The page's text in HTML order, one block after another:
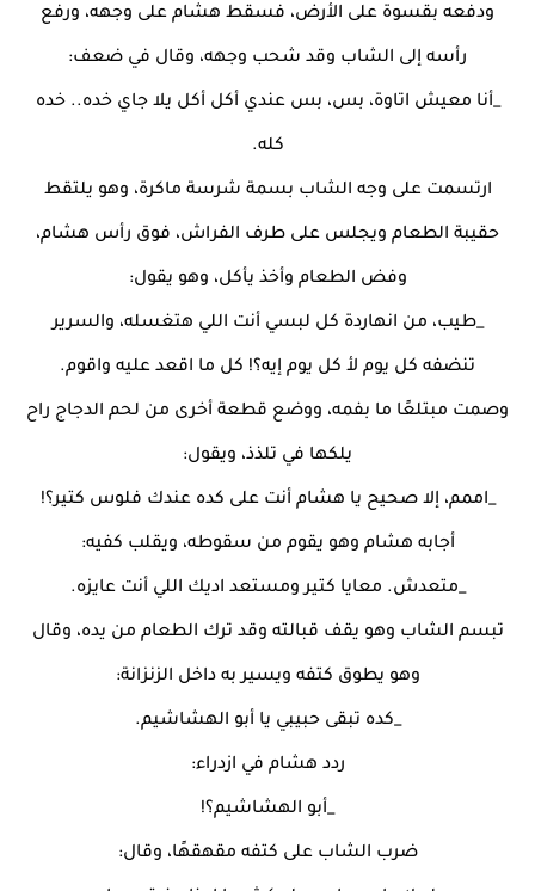
ودفعه بقسوة على الأرض، فسقط هشام على وجهه، ورفع
رأسه إلى الشاب وقد شحب وجهه، وقال في ضعف:
_أنا معيش اتاوة، بس، بس عندي أكل أكل يلا جاي خده.. خده
كله.
ارتسمت على وجه الشاب بسمة شرسة ماكرة، وهو يلتقط
حقيبة الطعام ويجلس على طرف الفراش، فوق رأس هشام،
وفض الطعام وأخذ يأكل، وهو يقول:
_طيب، من انهاردة كل لبسي أنت اللي هتغسله، والسرير
تنضفه كل يوم لأ كل يوم إيه؟! كل ما اقعد عليه واقوم.
وصمت مبتلعًا ما بفمه، ووضع قطعة أخرى من لحم الدجاج راح
يلكها في تلذذ، ويقول:
_اممم، إلا صحيح يا هشام أنت على كده عندك فلوس كتير؟!
أجابه هشام وهو يقوم من سقوطه، ويقلب كفيه:
_متعدش. معايا كتير ومستعد اديك اللي أنت عايزه.
تبسم الشاب وهو يقف قبالته وقد ترك الطعام من يده، وقال
وهو يطوق كتفه ويسير به داخل الزنزانة:
_كده تبقى حبيبي يا أبو الهشاشيم.
ردد هشام في ازدراء:
_أبو الهشاشيم؟!
ضرب الشاب على كتفه مقهقهًا، وقال: